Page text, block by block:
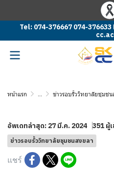
Tel: 074-376667 074-
หน้าแรก ... ข่าวรอบรั้ววิทยาลัยชุมชนสงข
อัพเดทล่าสุด: 27 มี.ค. 2024 351 ผู้
ข่าวรอบรั้ววิทยาลัยชุมชนสงขลา
แชร์